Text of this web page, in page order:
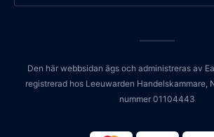
Den här webbsidan ägs och administreras av
registrerad hos Leeuwarden Handelskammare,
nummer 01104443